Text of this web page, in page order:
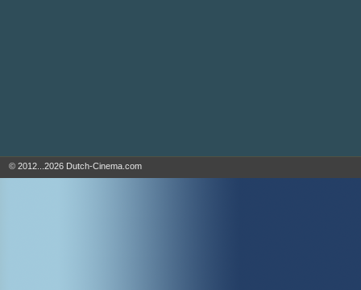
© 2012...2026 Dutch-Cinema.com